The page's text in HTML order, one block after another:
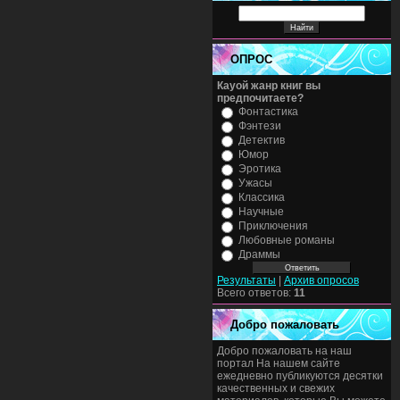
ОПРОС
Кауой жанр книг вы
предпочитаете?
Фонтастика
Фэнтези
Детектив
Юмор
Эротика
Ужасы
Классика
Научные
Приключения
Любовные романы
Драммы
Результаты
Архив опросов
Всего ответов: 11
Добро пожаловать
Добро пожаловать на наш
портал На нашем сайте
ежедневно публикуются десятки
качественных и свежих